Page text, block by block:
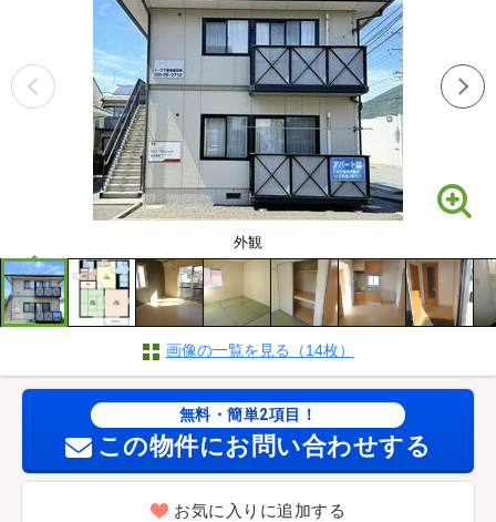
外観
画像の一覧を見る（14枚）
無料・簡単2項目！
この物件にお問い合わせする
お気に入りに追加する